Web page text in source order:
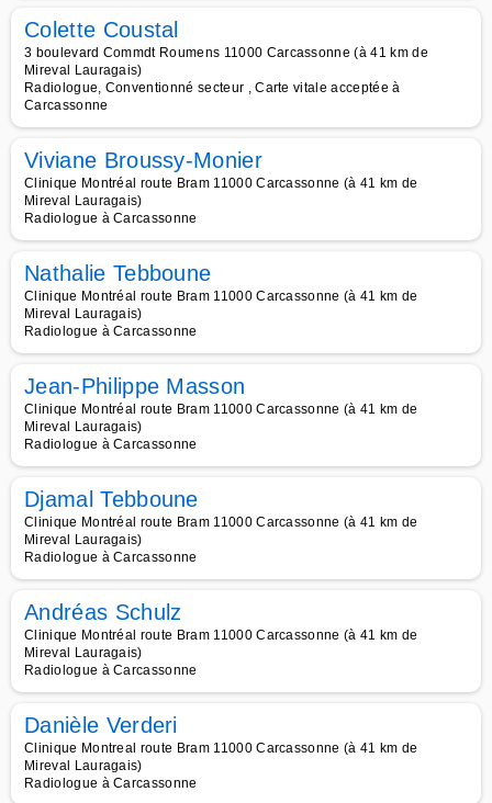
Colette Coustal
3 boulevard Commdt Roumens 11000 Carcassonne (à 41 km de
Mireval Lauragais)
Radiologue, Conventionné secteur , Carte vitale acceptée à
Carcassonne
Viviane Broussy-Monier
Clinique Montréal route Bram 11000 Carcassonne (à 41 km de
Mireval Lauragais)
Radiologue à Carcassonne
Nathalie Tebboune
Clinique Montréal route Bram 11000 Carcassonne (à 41 km de
Mireval Lauragais)
Radiologue à Carcassonne
Jean-Philippe Masson
Clinique Montréal route Bram 11000 Carcassonne (à 41 km de
Mireval Lauragais)
Radiologue à Carcassonne
Djamal Tebboune
Clinique Montréal route Bram 11000 Carcassonne (à 41 km de
Mireval Lauragais)
Radiologue à Carcassonne
Andréas Schulz
Clinique Montréal route Bram 11000 Carcassonne (à 41 km de
Mireval Lauragais)
Radiologue à Carcassonne
Danièle Verderi
Clinique Montreal route Bram 11000 Carcassonne (à 41 km de
Mireval Lauragais)
Radiologue à Carcassonne